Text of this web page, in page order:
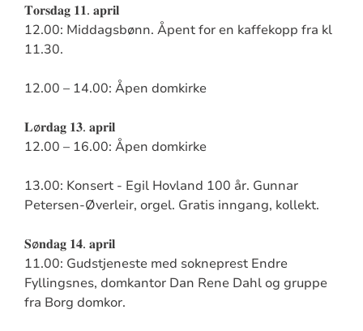
𝐓𝐨𝐫𝐬𝐝𝐚𝐠 𝟏𝟏. 𝐚𝐩𝐫𝐢𝐥
12.00: Middagsbønn. Åpent for en kaffekopp fra kl
11.30.
12.00 – 14.00: Åpen domkirke
𝐋ø𝐫𝐝𝐚𝐠 𝟏𝟑. 𝐚𝐩𝐫𝐢𝐥
12.00 – 16.00: Åpen domkirke
13.00: Konsert - Egil Hovland 100 år. Gunnar
Petersen-Øverleir, orgel. Gratis inngang, kollekt.
𝐒ø𝐧𝐝𝐚𝐠 𝟏𝟒. 𝐚𝐩𝐫𝐢𝐥
11.00: Gudstjeneste med sokneprest Endre
Fyllingsnes, domkantor Dan Rene Dahl og gruppe
fra Borg domkor.